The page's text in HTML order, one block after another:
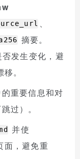
、
摘要。
发生变化，避
。
重要信息和对
过）。
并使
面，避免重